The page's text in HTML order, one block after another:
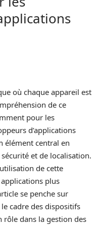
où chaque appareil est
de ce
pour les
d’applications
élément central en
et de localisation.
de cette
plus
se penche sur
le cadre des dispositifs
dans la gestion des